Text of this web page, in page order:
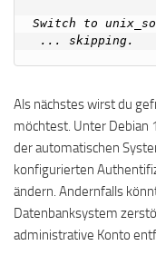
Switch to
Als nächstes wirst du
möchtest. Unter Debian
der automatischen
konfigurierten
ändern. Andernfalls
Datenbanksystem
administrative Konto